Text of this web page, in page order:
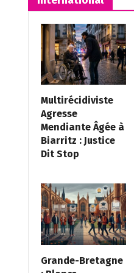
Multirécidiviste
Agresse
Mendiante Âgée à
Biarritz : Justice
Dit Stop
Grande-Bretagne